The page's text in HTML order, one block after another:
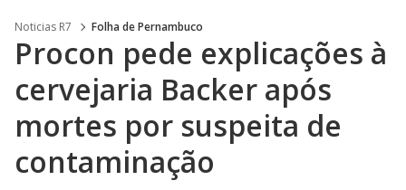
Noticias R7 Folha de Pernambuco
Procon pede explicações à
cervejaria Backer após
mortes por suspeita de
contaminação